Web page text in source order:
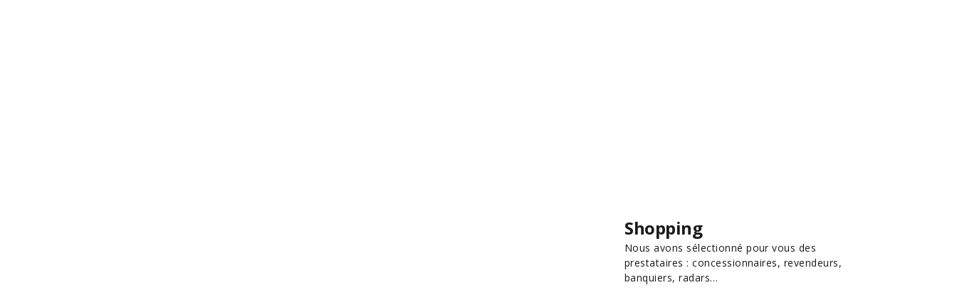
Shopping
Nous avons sélectionné pour vous des
prestataires : concessionnaires, revendeurs,
banquiers, radars…